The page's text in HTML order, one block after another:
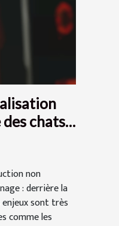
chats
non
: derrière la
sont très
comme les